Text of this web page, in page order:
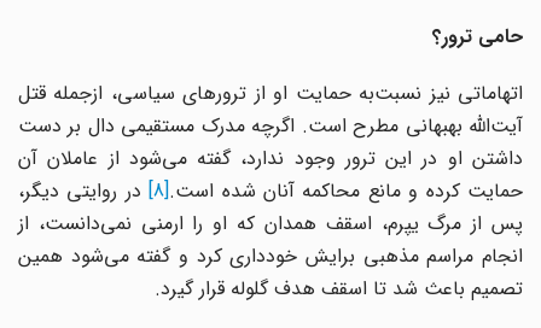
حامی ترور؟
اتهاماتی نیز نسبت‌به حمایت او از ترورهای سیاسی، ازجمله قتل
آیت‌الله بهبهانی مطرح است. اگرچه مدرک مستقیمی دال بر دست
داشتن او در این ترور وجود ندارد، گفته می‌شود از عاملان آن
حمایت کرده و مانع محاکمه آنان شده است.[8] در روایتی دیگر،
پس از مرگ یپرم، اسقف همدان که او را ارمنی نمی‌دانست، از
انجام مراسم مذهبی برایش خودداری کرد و گفته می‌شود همین
تصمیم باعث شد تا اسقف هدف گلوله قرار گیرد.